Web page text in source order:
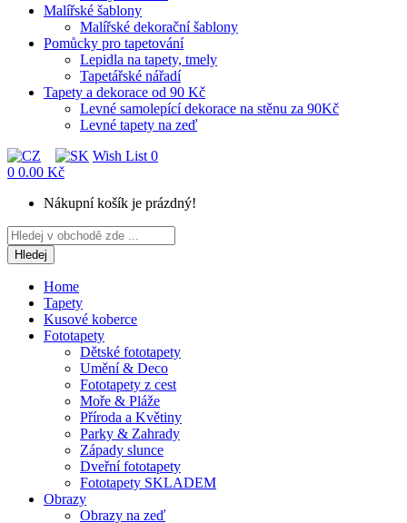
Malířské šablony
Malířské dekorační šablony
Pomůcky pro tapetování
Lepidla na tapety, tmely
Tapetářské nářadí
Tapety a dekorace od 90 Kč
Levné samolepící dekorace na stěnu za 90Kč
Levné tapety na zeď
Wish List 0
0 0.00 Kč
Nákupní košík je prázdný!
Hledej
Home
Tapety
Kusové koberce
Fototapety
Dětské fototapety
Umění & Deco
Fototapety z cest
Moře & Pláže
Příroda a Květiny
Parky & Zahrady
Západy slunce
Dveřní fototapety
Fototapety SKLADEM
Obrazy
Obrazy na zeď